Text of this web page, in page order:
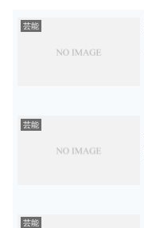
芸能
芸能
芸能